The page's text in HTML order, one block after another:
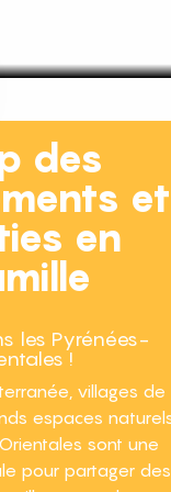
des
et
en
les Pyrénées-
!
villages de
espaces
sont une
pour partager des